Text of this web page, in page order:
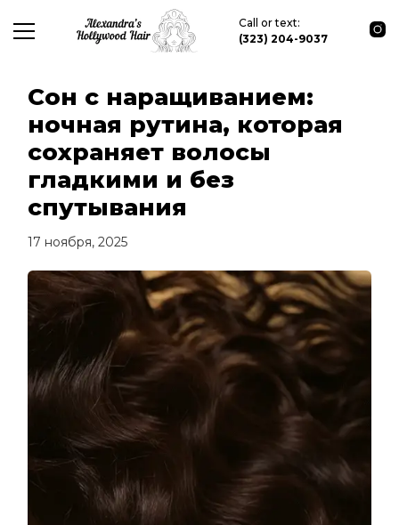
Call or text:
(323) 204-9037
Сон с наращиванием:
ночная рутина, которая
сохраняет волосы
гладкими и без
спутывания
17 ноября, 2025